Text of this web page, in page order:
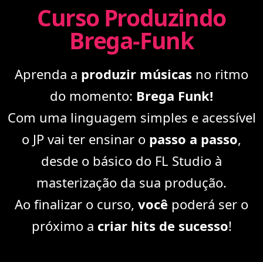
Curso Produzindo
Brega-Funk
Aprenda a produzir músicas no ritmo
do momento: Brega Funk!
Com uma linguagem simples e acessível
o JP vai ter ensinar o passo a passo,
desde o básico do FL Studio à
masterização da sua produção.
Ao finalizar o curso, você poderá ser o
próximo a criar hits de sucesso!